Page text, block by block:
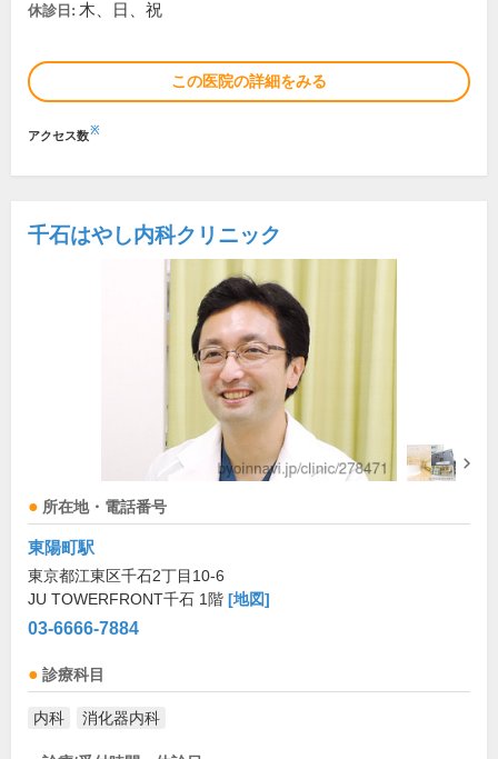
休診日: 木、日、祝
この医院の詳細をみる
アクセス数※
千石はやし内科クリニック
所在地・電話番号
東陽町駅
東京都江東区千石2丁目10-6
JU TOWERFRONT千石 1階 [地図]
03-6666-7884
診療科目
内科 消化器内科